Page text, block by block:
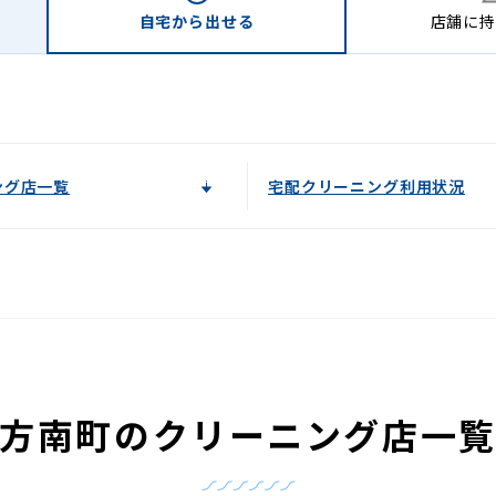
自宅から 出せる 店舗に
店一覧 宅配クリーニング利用状況
方南町のクリーニング店一覧